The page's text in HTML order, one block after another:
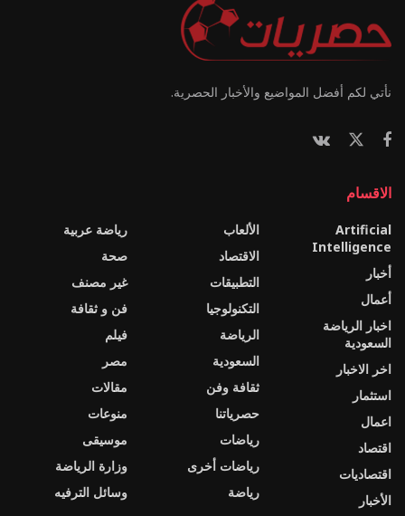
نأتي لكم أفضل المواضيع والأخبار الحصرية.
الاقسام
Artificial
Intelligence
أخبار
أعمال
اخبار الرياضة
السعودية
اخر الاخبار
استثمار
اعمال
اقتصاد
اقتصاديات
الأخبار
الألعاب
الاقتصاد
التطبيقات
التكنولوجيا
الرياضة
السعودية
ثقافة وفن
حصرياتنا
رياضات
رياضات أخرى
رياضة
رياضة عربية
صحة
غير مصنف
فن و ثقافة
فيلم
مصر
مقالات
منوعات
موسيقى
وزارة الرياضة
وسائل الترفيه